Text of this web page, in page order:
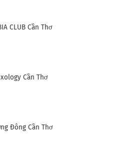
CLUB Cần Thơ
Cần Thơ
Đông Cần Thơ